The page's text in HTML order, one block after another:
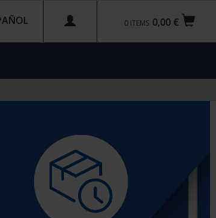
0,00 €
0 ITEMS